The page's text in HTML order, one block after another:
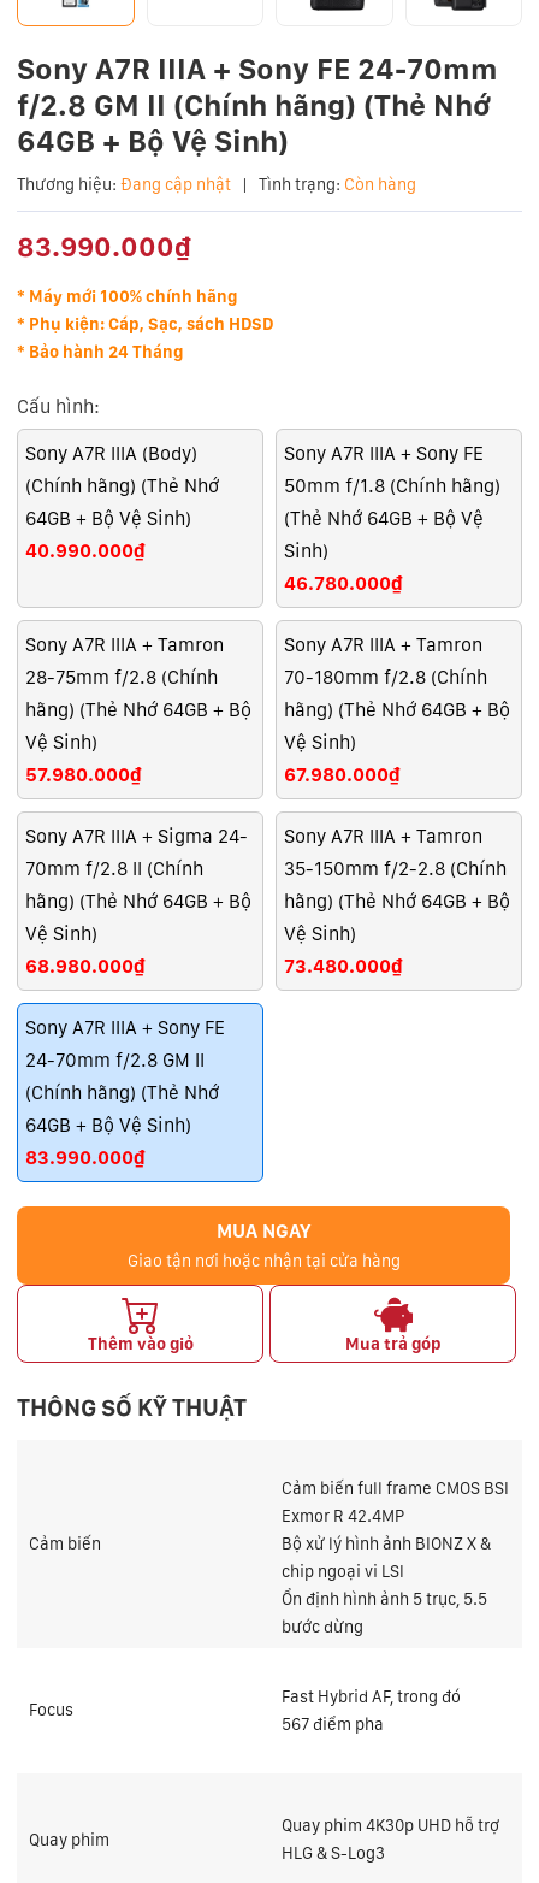
Sony A7R IIIA + Sony FE 24-70mm
f/2.8 GM II (Chính hãng) (Thẻ Nhớ
64GB + Bộ Vệ Sinh)
Thương hiệu: Đang cập nhật | Tình trạng: Còn hàng
83.990.000₫
* Máy mới 100% chính hãng
* Phụ kiện: Cáp, Sạc, sách HDSD
* Bảo hành 24 Tháng
Cấu hình:
Sony A7R IIIA (Body)
(Chính hãng) (Thẻ Nhớ
64GB + Bộ Vệ Sinh)
40.990.000₫
Sony A7R IIIA + Sony FE
50mm f/1.8 (Chính hãng)
(Thẻ Nhớ 64GB + Bộ Vệ
Sinh)
46.780.000₫
Sony A7R IIIA + Tamron
28-75mm f/2.8 (Chính
hãng) (Thẻ Nhớ 64GB + Bộ
Vệ Sinh)
57.980.000₫
Sony A7R IIIA + Tamron
70-180mm f/2.8 (Chính
hãng) (Thẻ Nhớ 64GB + Bộ
Vệ Sinh)
67.980.000₫
Sony A7R IIIA + Sigma 24-
70mm f/2.8 II (Chính
hãng) (Thẻ Nhớ 64GB + Bộ
Vệ Sinh)
68.980.000₫
Sony A7R IIIA + Tamron
35-150mm f/2-2.8 (Chính
hãng) (Thẻ Nhớ 64GB + Bộ
Vệ Sinh)
73.480.000₫
Sony A7R IIIA + Sony FE
24-70mm f/2.8 GM II
(Chính hãng) (Thẻ Nhớ
64GB + Bộ Vệ Sinh)
83.990.000₫
MUA NGAY
Giao tận nơi hoặc nhận tại cửa hàng
Thêm vào giỏ Mua trả góp
THÔNG SỐ KỸ THUẬT
Cảm biến
Cảm biến full frame CMOS BSI
Exmor R 42.4MP
Bộ xử lý hình ảnh BIONZ X &
chip ngoại vi LSI
Ổn định hình ảnh 5 trục, 5.5
bước dừng
Focus
Fast Hybrid AF, trong đó
567 điểm pha
Quay phim
Quay phim 4K30p UHD hỗ trợ
HLG & S-Log3